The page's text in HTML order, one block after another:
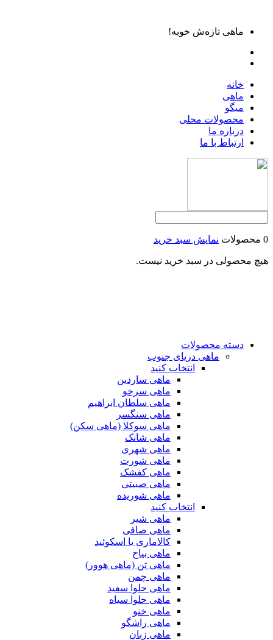
ماهی تازه‌ش خوبه!
خانه
ماهی
میگو
محصولات محلی
درباره ما
ارتباط با ما
0 محصولات نمایش سبد خرید
هیچ محصولی در سبد خرید نیست.
دسته محصولات
ماهی دریای جنوب
انتخاب کنید
ماهی ساردین
ماهی سرخو
ماهی سلطان ابراهیم
ماهی سنگسر
ماهی سوکلا (ماهی سکن)
ماهی شانک
ماهی شهری
ماهی شورت
ماهی کفشک
ماهی صبیتی
ماهی شوریده
انتخاب کنید
ماهی شیر
ماهی صافی
کالاماری یا اسکوئید
ماهی بیاح
ماهی تن (ماهی هوور)
ماهی چمن
ماهی حلوا سفید
ماهی حلوا سیاه
ماهی خنو
ماهی راشگو
ماهی زبان